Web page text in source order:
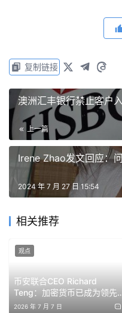
管问题，币安不得不在美
其全球市场份额和用户基
不对根据本文提供的信息
建议在做出任何投资决策
人士。
复制链接
澳洲汇丰银行禁止客户
上一篇
Irene Zhao发文回应：
2024 年 7 月 27 日 15:54
相关推荐
币安联合CEO Richard
Teng：加密货币已成为领先
融基础设施，24/7即时结算
2026 年 7 月 7 日
观点